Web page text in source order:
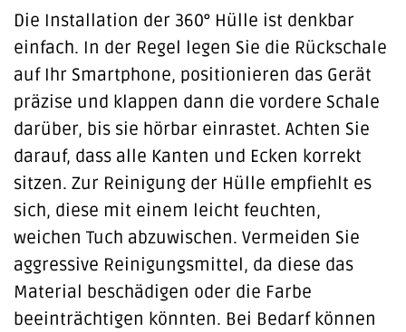
Die Installation der 360° Hülle ist denkbar
einfach. In der Regel legen Sie die Rückschale
auf Ihr Smartphone, positionieren das Gerät
präzise und klappen dann die vordere Schale
darüber, bis sie hörbar einrastet. Achten Sie
darauf, dass alle Kanten und Ecken korrekt
sitzen. Zur Reinigung der Hülle empfiehlt es
sich, diese mit einem leicht feuchten,
weichen Tuch abzuwischen. Vermeiden Sie
aggressive Reinigungsmittel, da diese das
Material beschädigen oder die Farbe
beeinträchtigen könnten. Bei Bedarf können